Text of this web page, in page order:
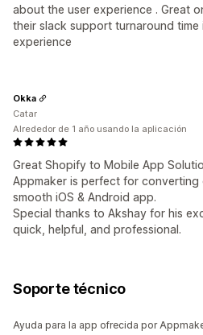
about the user experience . Great
their slack support turnaround time
experience
Great Shopify to Mobile App
Appmaker is perfect for
smooth iOS & Android app.
Special thanks to Akshay for his
quick, helpful, and professional.
Okka
Catar
Alrededor de 1 año usando la aplicación
Soporte técnico
Ayuda para la app ofrecida por